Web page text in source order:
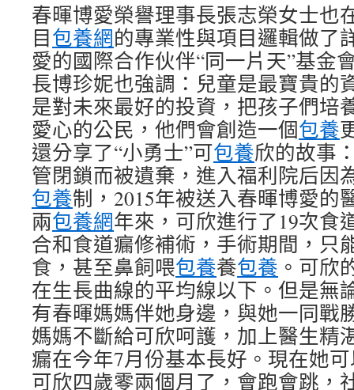
春暉博愛榮譽理事長張志榮女士也
目包養網的專業性與項目邏輯做了
愛的國際合作伙伴“同一片天”基金
長博珍妮也強調：兒童是最寶貴的
是對未來最好的投資，把孩子們培
愛心的公民，他們會創造一個包養
還分享了“小勇士”可包養欣的故事
管閉鎖而被遺棄，進入福利院后因
包養制，2015年被送入春暉博愛的
兩包養網年來，可欣進行了19次食
合和食道瘺修補術，手術期間，只
食，甚至鼻飼喂包養養包養 。可欣
在生長曲線的平均線以下。但是無
有春暉媽媽伴她身邊，與她一同戰
媽媽不斷給可欣呵護，加上醫生精
瘺在今年7月份基本長好。現在她
可欣四歲零兩個月了，會跑會跳，